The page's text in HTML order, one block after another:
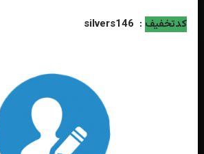
خانه فهرست محصولاتکدتخفیف :
silvers146